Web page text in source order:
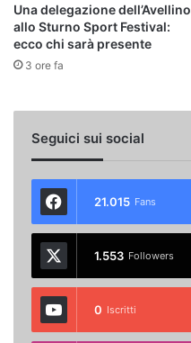
Una delegazione dell’Avellino
allo Sturno Sport Festival:
ecco chi sarà presente
3 ore fa
Seguici sui social
21.015 Fans
1.553 Followers
0 Iscritti